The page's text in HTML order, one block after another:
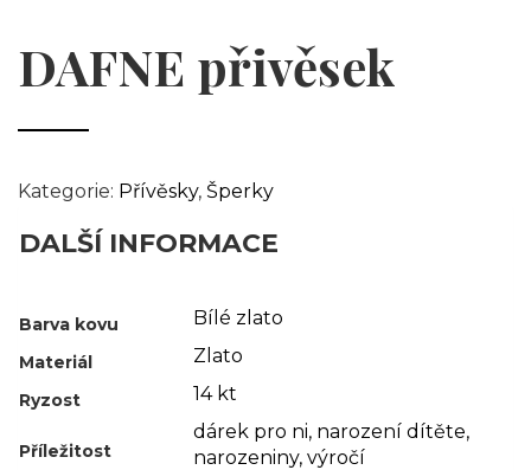
TVÁŘE ATT
MÉDIA
KONTAKT
DAFNE přivěsek
Kategorie: Přívěsky, Šperky
DALŠÍ INFORMACE
Barva kovu Bílé zlato
Materiál Zlato
Ryzost 14 kt
Příležitost
dárek pro ni, narození dítěte,
narozeniny, výročí